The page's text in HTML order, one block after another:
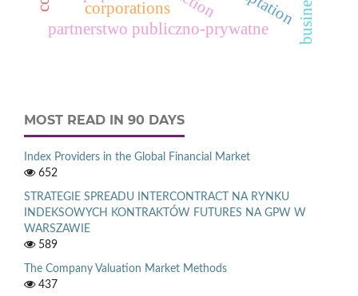
partnerstwo publiczno-prywatne
corporations
MOST READ IN 90 DAYS
Index Providers in the Global Financial Market
652
STRATEGIE SPREADU INTERCONTRACT NA RYNKU
INDEKSOWYCH KONTRAKTÓW FUTURES NA GPW W
WARSZAWIE
589
The Company Valuation Market Methods
437